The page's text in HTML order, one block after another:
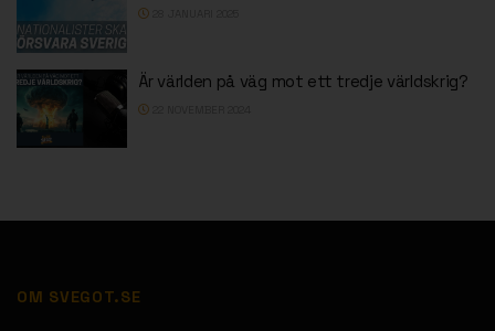
Är världen på väg mot ett tredje världskrig?
OM SVEGOT.SE